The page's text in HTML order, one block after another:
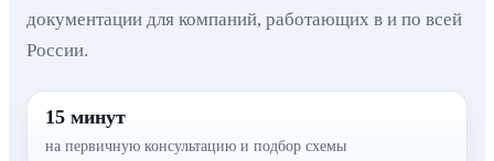
документации для компаний, работающих в и по всей
России.
15 минут
на первичную консультацию и подбор схемы